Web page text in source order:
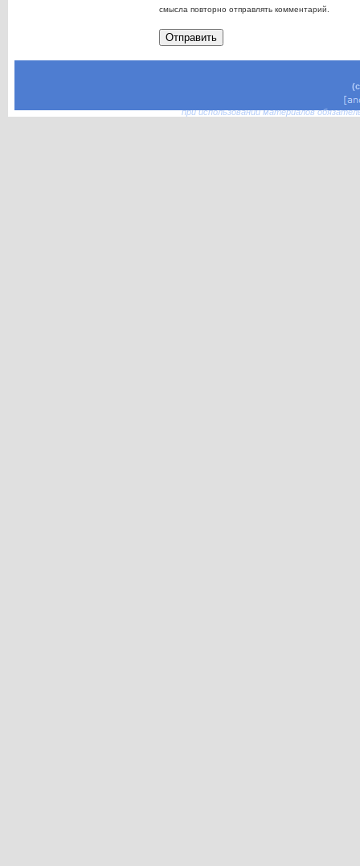
смысла повторно отправлять комментарий.
при использовании материалов